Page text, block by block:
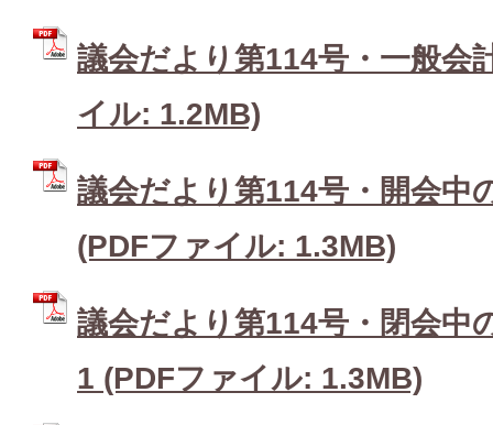
議会だより第114号・一般会
イル: 1.2MB)
議会だより第114号・開会中
(PDFファイル: 1.3MB)
議会だより第114号・閉会中
1 (PDFファイル: 1.3MB)